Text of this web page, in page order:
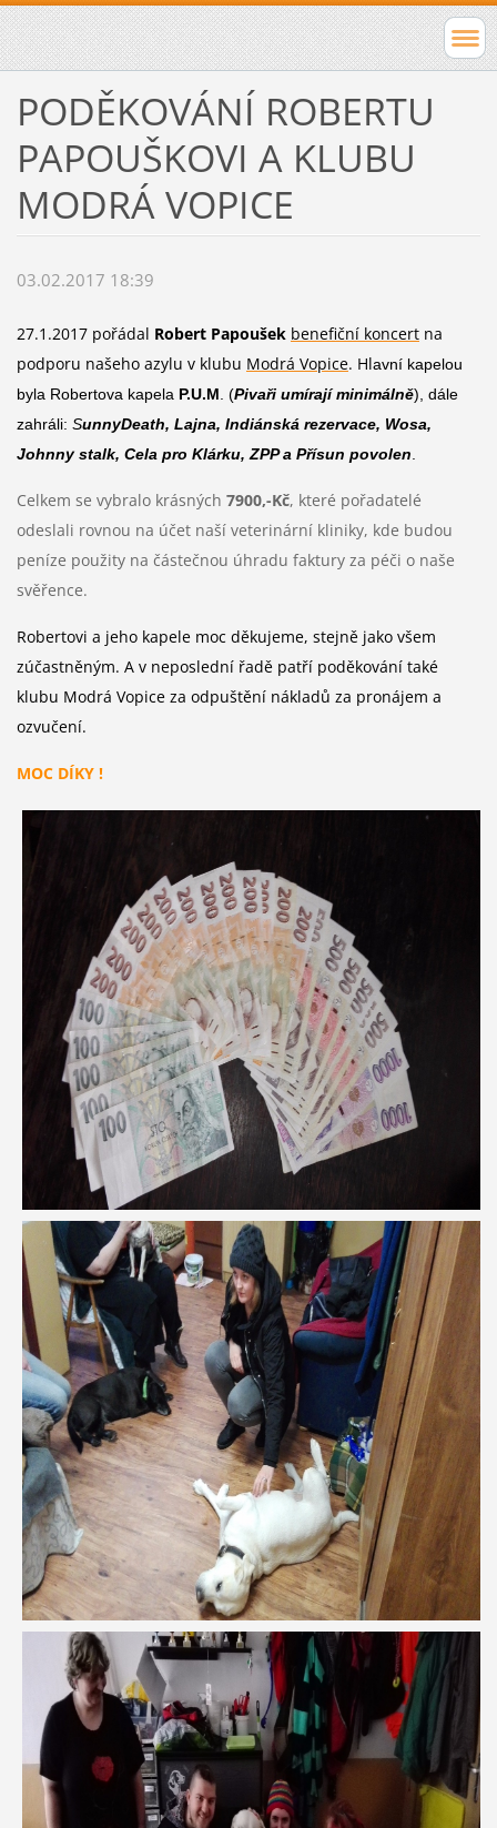
PODĚKOVÁNÍ ROBERTU
PAPOUŠKOVI A KLUBU
MODRÁ VOPICE
03.02.2017 18:39
27.1.2017 pořádal Robert Papoušek benefiční koncertna
podporu našeho azylu v klubu Modrá Vopice. Hlavní kapelou
byla Robertova kapela P.U.M . (Pivaři umírají minimálně), dále
zahráli: SunnyDeath, Lajna, Indiánská rezervace, Wosa,
Johnny stalk, Cela pro Klárku, ZPP a Přísun povolen
Celkem se vybralo krásných 7900,-Kč, které pořadatelé
odeslali rovnou na účet naší veterinární kliniky, kde budou
peníze použity na částečnou úhradu faktury za péči o naše
svěřence.
Robertovi a jeho kapele moc děkujeme, stejně jako všem
zúčastněným. A v neposlední řadě patří poděkování také
klubu Modrá Vopice za odpuštění nákladů za pronájem a
ozvučení.
MOC DÍKY !